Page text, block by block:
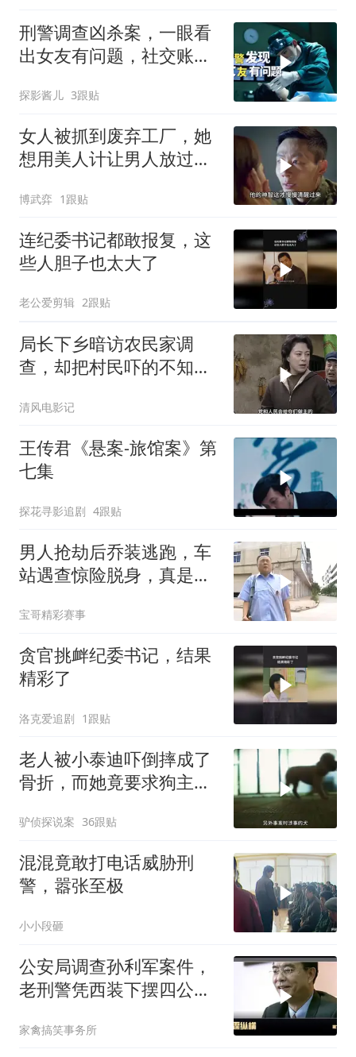
刑警调查凶杀案，一眼看
出女友有问题，社交账号
探影酱儿 3跟贴
女人被抓到废弃工厂，她
想用美人计让男人放过自
博武弈 1跟贴
连纪委书记都敢报复，这
些人胆子也太大了
老公爱剪辑 2跟贴
局长下乡暗访农民家调
查，却把村民吓的不知所
清风电影记
王传君《悬案-旅馆案》第
七集
探花寻影追剧 4跟贴
男人抢劫后乔装逃跑，车
站遇查惊险脱身，真是太
宝哥精彩赛事
贪官挑衅纪委书记，结果
精彩了
洛克爱追剧 1跟贴
老人被小泰迪吓倒摔成了
骨折，而她竟要求狗主人
驴侦探说案 36跟贴
混混竟敢打电话威胁刑
警，嚣张至极
小小段砸
公安局调查孙利军案件，
老刑警凭西装下摆四公分
家禽搞笑事务所